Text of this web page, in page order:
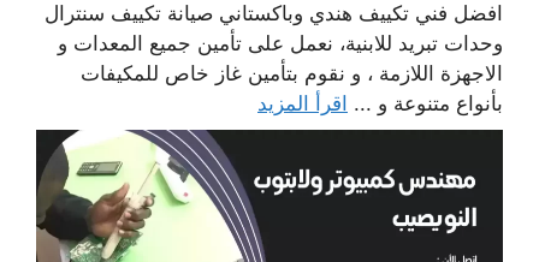
افضل فني تكييف هندي وباكستاني صيانة تكييف سنترال
وحدات تبريد للابنية، نعمل على تأمين جميع المعدات و
الاجهزة اللازمة ، و نقوم بتأمين غاز خاص للمكيفات
بأنواع متنوعة و ... اقرأ المزيد